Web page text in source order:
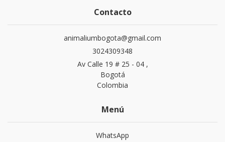
Contacto
animaliumbogota@gmail.com
3024309348
Av Calle 19 # 25 - 04 ,
Bogotá
Colombia
Menú
WhatsApp